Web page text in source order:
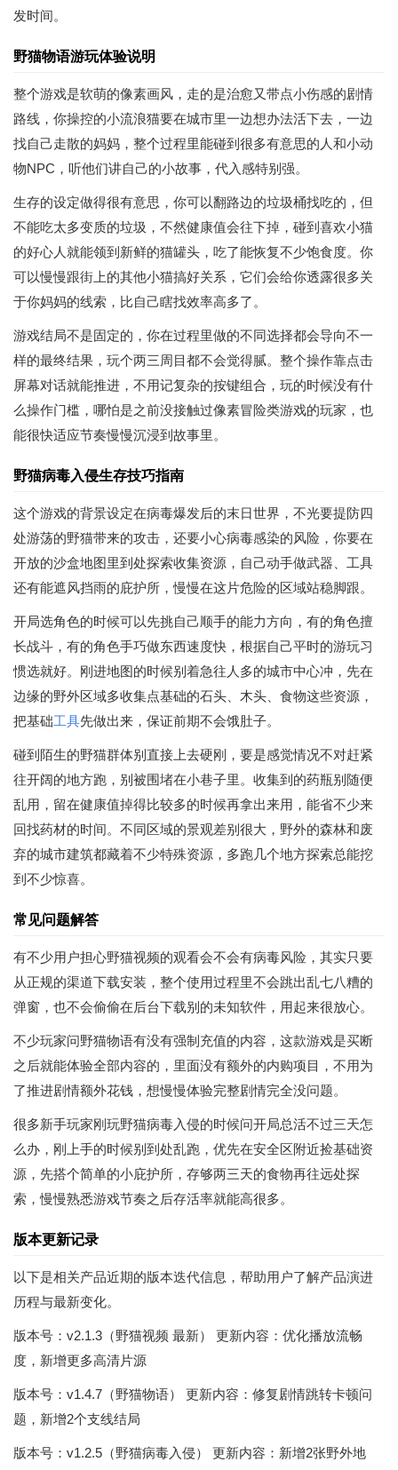
发时间。
野猫物语游玩体验说明
整个游戏是软萌的像素画风，走的是治愈又带点小伤感的剧情
路线，你操控的小流浪猫要在城市里一边想办法活下去，一边
找自己走散的妈妈，整个过程里能碰到很多有意思的人和小动
物NPC，听他们讲自己的小故事，代入感特别强。
生存的设定做得很有意思，你可以翻路边的垃圾桶找吃的，但
不能吃太多变质的垃圾，不然健康值会往下掉，碰到喜欢小猫
的好心人就能领到新鲜的猫罐头，吃了能恢复不少饱食度。你
可以慢慢跟街上的其他小猫搞好关系，它们会给你透露很多关
于你妈妈的线索，比自己瞎找效率高多了。
游戏结局不是固定的，你在过程里做的不同选择都会导向不一
样的最终结果，玩个两三周目都不会觉得腻。整个操作靠点击
屏幕对话就能推进，不用记复杂的按键组合，玩的时候没有什
么操作门槛，哪怕是之前没接触过像素冒险类游戏的玩家，也
能很快适应节奏慢慢沉浸到故事里。
野猫病毒入侵生存技巧指南
这个游戏的背景设定在病毒爆发后的末日世界，不光要提防四
处游荡的野猫带来的攻击，还要小心病毒感染的风险，你要在
开放的沙盒地图里到处探索收集资源，自己动手做武器、工具
还有能遮风挡雨的庇护所，慢慢在这片危险的区域站稳脚跟。
开局选角色的时候可以先挑自己顺手的能力方向，有的角色擅
长战斗，有的角色手巧做东西速度快，根据自己平时的游玩习
惯选就好。刚进地图的时候别着急往人多的城市中心冲，先在
边缘的野外区域多收集点基础的石头、木头、食物这些资源，
把基础工具先做出来，保证前期不会饿肚子。
碰到陌生的野猫群体别直接上去硬刚，要是感觉情况不对赶紧
往开阔的地方跑，别被围堵在小巷子里。收集到的药瓶别随便
乱用，留在健康值掉得比较多的时候再拿出来用，能省不少来
回找药材的时间。不同区域的景观差别很大，野外的森林和废
弃的城市建筑都藏着不少特殊资源，多跑几个地方探索总能挖
到不少惊喜。
常见问题解答
有不少用户担心野猫视频的观看会不会有病毒风险，其实只要
从正规的渠道下载安装，整个使用过程里不会跳出乱七八糟的
弹窗，也不会偷偷在后台下载别的未知软件，用起来很放心。
不少玩家问野猫物语有没有强制充值的内容，这款游戏是买断
之后就能体验全部内容的，里面没有额外的内购项目，不用为
了推进剧情额外花钱，想慢慢体验完整剧情完全没问题。
很多新手玩家刚玩野猫病毒入侵的时候问开局总活不过三天怎
么办，刚上手的时候别到处乱跑，优先在安全区附近捡基础资
源，先搭个简单的小庇护所，存够两三天的食物再往远处探
索，慢慢熟悉游戏节奏之后存活率就能高很多。
版本更新记录
以下是相关产品近期的版本迭代信息，帮助用户了解产品演进
历程与最新变化。
版本号：v2.1.3（野猫视频 最新） 更新内容：优化播放流畅
度，新增更多高清片源
版本号：v1.4.7（野猫物语） 更新内容：修复剧情跳转卡顿问
题，新增2个支线结局
版本号：v1.2.5（野猫病毒入侵） 更新内容：新增2张野外地